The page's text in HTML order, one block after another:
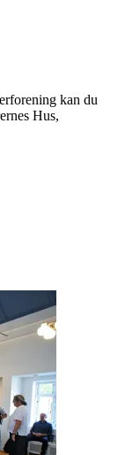
kan du
Hus,